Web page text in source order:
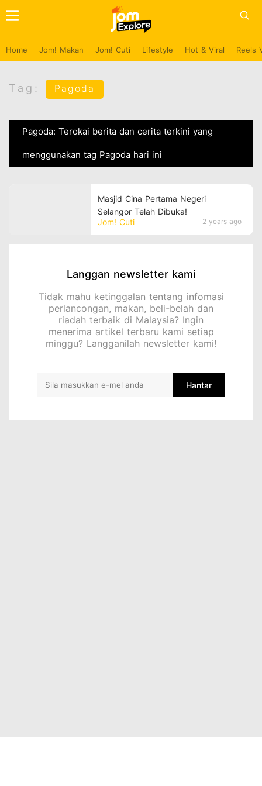
Home Jom! Makan Jom! Cuti Lifestyle Hot & Viral Reels
Tag: Pagoda
Pagoda: Terokai berita dan cerita terkini yang
menggunakan tag Pagoda hari ini
Jom! Cuti 2 years ago
Masjid Cina Pertama Negeri
Selangor Telah Dibuka!
Langgan newsletter kami
Tidak mahu ketinggalan tentang infomasi
perlancongan, makan, beli-belah dan
riadah terbaik di Malaysia? Ingin
menerima artikel terbaru kami setiap
minggu? Langganilah newsletter kami!
Hantar